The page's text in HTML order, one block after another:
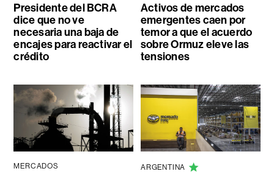
Presidente del BCRA
dice que no ve
necesaria una baja de
encajes para reactivar el
crédito
Activos de mercados
emergentes caen por
temor a que el acuerdo
sobre Ormuz eleve las
tensiones
MERCADOS ARGENTINA